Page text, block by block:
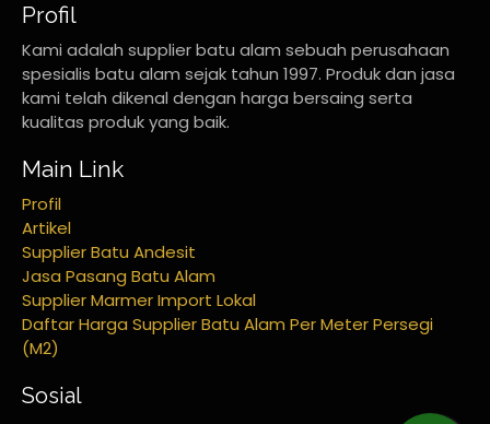
Profil
Kami adalah supplier batu alam sebuah perusahaan
spesialis batu alam sejak tahun 1997. Produk dan jasa
kami telah dikenal dengan harga bersaing serta
kualitas produk yang baik.
Main Link
Profil
Artikel
Supplier Batu Andesit
Jasa Pasang Batu Alam
Supplier Marmer Import Lokal
Daftar Harga Supplier Batu Alam Per Meter Persegi
(M2)
Sosial